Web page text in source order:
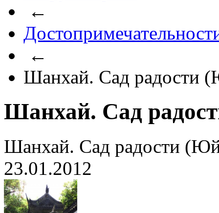
←
←
Шанхай. Сад радости
Шанхай. Сад
Шанхай. Сад радости
23.01.2012